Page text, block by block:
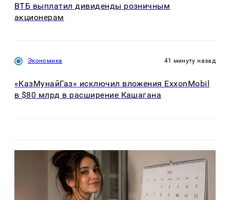
ВТБ выплатил дивиденды розничным
акционерам
Экономика 41 минуту назад
«КазМунайГаз» исключил вложения ExxonMobil
в $80 млрд в расширение Кашагана